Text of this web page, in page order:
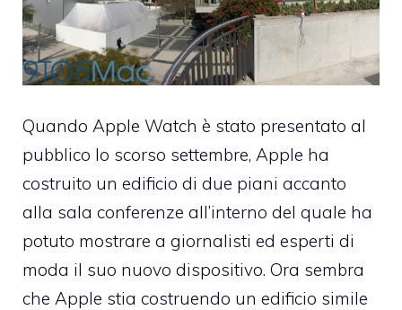
Quando Apple Watch è stato presentato al
pubblico lo scorso settembre, Apple ha
costruito un edificio di due piani accanto
alla sala conferenze all’interno del quale ha
potuto mostrare a giornalisti ed esperti di
moda il suo nuovo dispositivo. Ora sembra
che Apple stia costruendo un edificio simile